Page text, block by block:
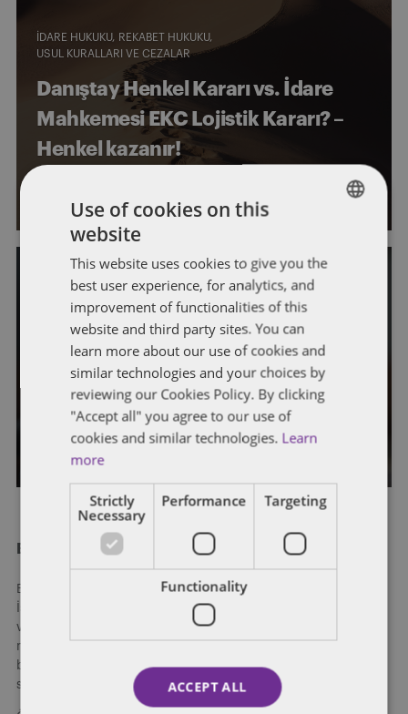
İDARE HUKUKU
REKABET HUKUKU
USUL KURALLARI VE CEZALAR
Danıştay Henkel Kararı vs. İdare
Mahkemesi EKC Lojistik Kararı? –
Henkel kazanır!
REGÜLASYONLAR
İnsan hakları eylem planı rekabet
hukuku ve regülasyonlar yönünden
neler getiriyor?
Reşit Gürpınar
Balcıoğlu Selçuk Eymirlioğlu Ardıyok Keki
Balcıoğlu Selçuk Eymirlioğlu Ardıyok Keki (“BASEAK”)
İstanbul’da kurulmuş, hukukun tüm alanlarında hizmet
vermekte olan bir hukuk bürosudur. 2007’den beri
müvekkillerimize Türkiye’de yürüttükleri faaliyetlerinde ve
büyüme planlarında titiz ve güvenilir hukuki çözümler
sunmaktayız.
FRENCH
Use of cookies on this
website
This website uses cookies to give you the
best user experience, for analytics, and
improvement of functionalities of this
website and third party sites. You can
learn more about our use of cookies and
similar technologies and your choices by
reviewing our Cookies Policy. By clicking
"Accept all" you agree to our use of
cookies and similar technologies. Learn
more
Strictly
Necessary
Performance Targeting
Functionality
ACCEPT ALL